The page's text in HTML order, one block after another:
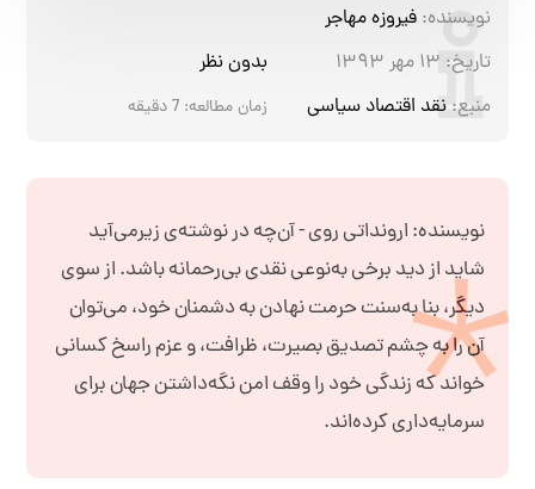
نویسنده: فیروزه مهاجر
تاریخ: ۱۳ مهر ۱۳۹۳
بدون نظر
منبع: نقد اقتصاد سیاسی زمان مطالعه: 7دقیقه
نویسنده: ارونداتی روی - آن‌‌چه در نوشته‌­ی زیرمی­‌آید
شاید از دید برخی به‌­نوعی نقدی بی‌­رحمانه باشد. از سوی
دیگر، بنا به‌­سنت حرمت نهادن به­ دشمنان خود، می‌­توان
آن را به ­چشم تصدیق ­بصیرت، ظرافت، و عزم راسخ کسانی
خواند که زندگی خود را وقف امن نگه‌­داشتن جهان برای
سرمایه‌­داری کرده‌­اند.